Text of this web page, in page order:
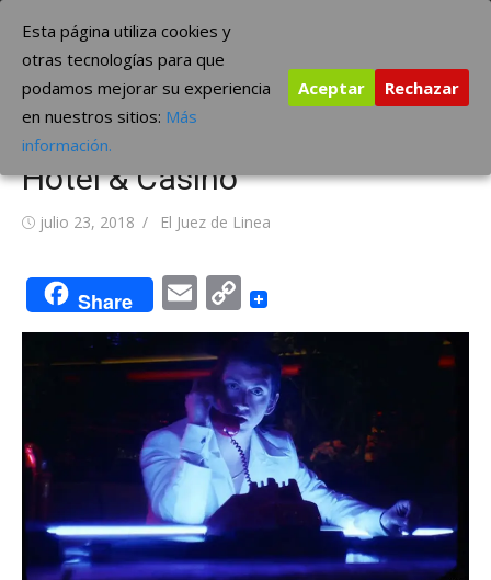
contenido
The Borderline Music
Arctic Monkeys estrena
videoclip, ‘Tranquility Base
Hotel & Casino’
Publicada
julio 23, 2018 Autor
El Juez de Linea
Share EmailCopy
Link
Esta página utiliza cookies y
otras tecnologías para que
podamos mejorar su experiencia
en nuestros sitios: Más
información.
Aceptar Rechazar